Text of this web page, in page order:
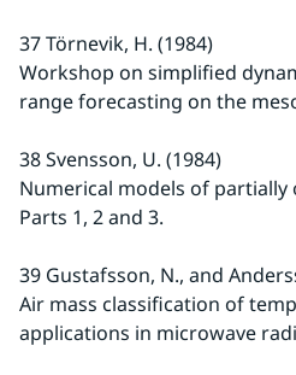
37 Törnevik, H. (1984)
Workshop on simplified
range forecasting on the
38 Svensson, U. (1984)
Numerical models of partially
Parts 1, 2 and 3.
39 Gustafsson, N., and
Air mass classification of
applications in microwave